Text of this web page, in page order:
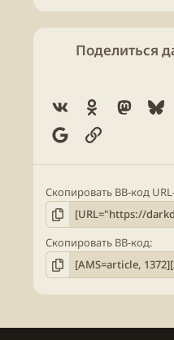
Поделиться
Ok
GoogleСсылка
Скопировать BB-код
Скопировать BB-код